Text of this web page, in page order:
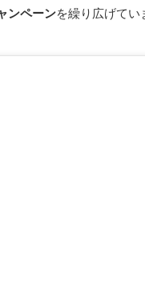
ンペーンを繰り広げてい